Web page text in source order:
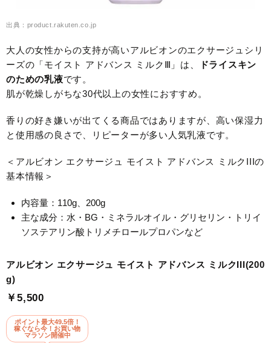
出典：product.rakuten.co.jp
大人の女性からの支持が高いアルビオンのエクサージュシリ
ーズの「モイスト アドバンス ミルクⅢ」は、
ドライスキン
のための乳液です。
肌が乾燥しがちな30代以上の女性におすすめ。
香りの好き嫌いが出てくる商品ではありますが、高い保湿力
と使用感の良さで、リピーターが多い人気乳液です。
＜アルビオン エクサージュ モイスト アドバンス ミルクIIIの
基本情報＞
内容量：110g、200g
主な成分：水・BG・ミネラルオイル・グリセリン・トリイ
ソステアリン酸トリメチロールプロパンなど
アルビオン エクサージュ モイスト アドバンス ミルクIII(200
g)
￥5,500
ポイント最大49.5倍！
稼ぐなら今！お買い物
マラソン開催中